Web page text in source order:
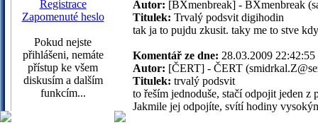
Registrace
Zapomenuté heslo
Pokud nejste
přihlášeni, nemáte
přístup ke všem
diskusím a dalším
funkcím...
Autor: [BXmenbreak] - BXmenbreak
Titulek: Trvalý podsvit digihodin
tak ja to pujdu zkusit. taky me to stve
Komentář ze dne: 28.03.2009
Autor: [ČERT] - ČERT
Titulek: trvalý podsvit
to řeším jednoduše, stačí odpojit jeden
Jakmile jej odpojíte, svítí hodiny